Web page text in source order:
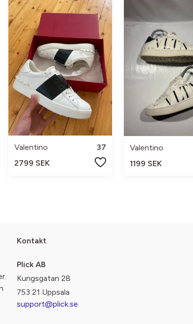
Valentino
37
2799 SEK
Valentino
1199 SEK
Kontakt
Plick AB
Kungsgatan 28
753 21 Uppsala
support@plick.se